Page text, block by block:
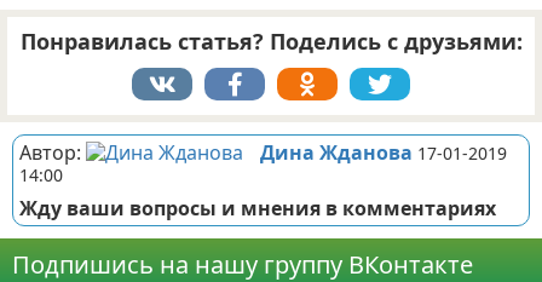
Понравилась статья? Поделись с друзьями:
Автор: Дина Жданова 17-01-2019
14:00
Жду ваши вопросы и мнения в комментариях
Подпишись на нашу группу ВКонтакте